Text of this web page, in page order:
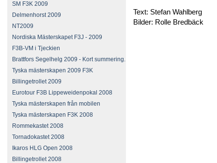
SM F3K 2009
Delmenhorst 2009
NT2009
Nordiska Mästerskapet F3J - 2009
F3B-VM i Tjeckien
Brattfors Segelhelg 2009 - Kort summering.
Tyska mästerskapen 2009 F3K
Billingetrollet 2009
Eurotour F3B Lippeweidenpokal 2008
Tyska mästerskapen från mobilen
Tyska mästerskapen F3K 2008
Rommekastet 2008
Tornadokastet 2008
Ikaros HLG Open 2008
Billingetrollet 2008
Text: Stefan Wahlberg
Bilder: Rolle Bredbäck